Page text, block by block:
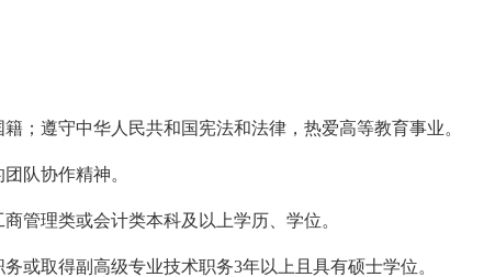
；遵守中华人民共和国宪法和法律，热爱高等教育事业。
队协作精神。
管理类或会计类本科及以上学历、学位。
或取得副高级专业技术职务3年以上且具有硕士学位。